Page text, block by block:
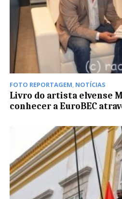
FOTO REPORTAGEM, NOTÍCIAS
Livro do artista elvense
conhecer a EuroBEC